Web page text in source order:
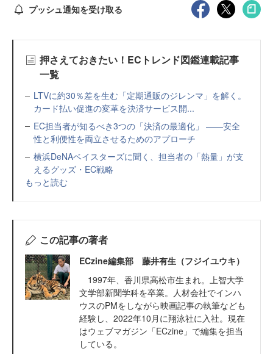
プッシュ通知を受け取る
押さえておきたい！ECトレンド図鑑連載記事
一覧
LTVに約30％差を生む「定期通販のジレンマ」を解く。
カード払い促進の変革を決済サービス開...
EC担当者が知るべき3つの「決済の最適化」 ――安全
性と利便性を両立させるためのアプローチ
横浜DeNAベイスターズに聞く、担当者の「熱量」が支
えるグッズ・EC戦略
もっと読む
この記事の著者
ECzine編集部 藤井有生（フジイユウキ）
1997年、香川県高松市生まれ。上智大学
文学部新聞学科を卒業。人材会社でインハ
ウスのPMをしながら映画記事の執筆なども
経験し、2022年10月に翔泳社に入社。現在
はウェブマガジン「ECzine」で編集を担当
している。